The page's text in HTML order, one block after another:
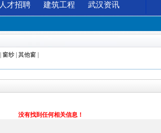
人才招聘 建筑工程 武汉资讯
窗纱 其他窗
没有找到任何相关信息！